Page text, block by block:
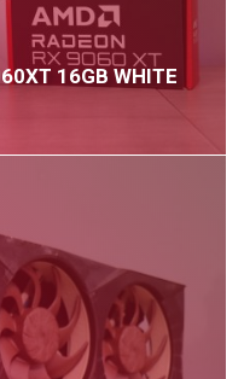
16GB WHITE